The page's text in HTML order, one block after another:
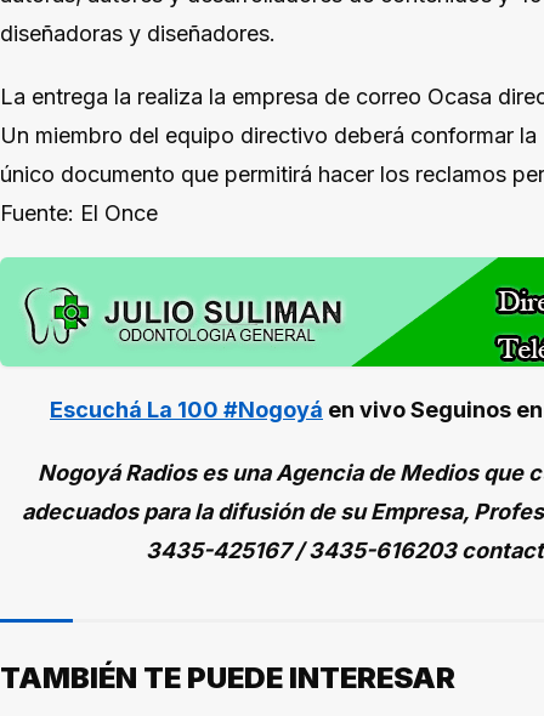
diseñadoras y diseñadores.
La entrega la realiza la empresa de correo Ocasa
Un miembro del equipo directivo deberá conformar
único documento que permitirá hacer los reclamos
Fuente: El Once
Escuchá La 100 #Nogoyá en vivoSeguinos
Nogoyá Radios es una Agencia de Medios
adecuados para la difusión de su Empresa,
3435-425167 / 3435-616203
TAMBIÉN TE PUEDE INTERESAR